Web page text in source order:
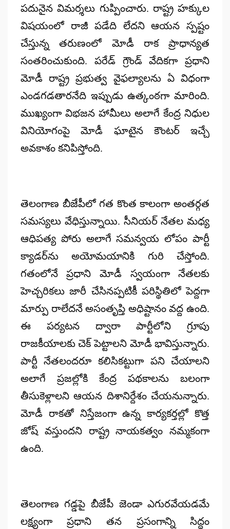
పదునైన విమర్శలు గుప్పించారు. రాష్ట్ర హక్కుల
విషయంలో రాజీ పడేది లేదని ఆయన స్పష్టం
చేస్తున్న తరుణంలో మోడీ రాక ప్రాధాన్యత
సంతరించుకుంది. పరేడ్ గ్రౌండ్ వేదికగా ప్రధాని
మోడీ రాష్ట్ర ప్రభుత్వ వైఫల్యాలను ఏ విధంగా
ఎండగడతారనేది ఇప్పుడు ఉత్కంఠగా మారింది.
ముఖ్యంగా విభజన హామీలు అలాగే కేంద్ర నిధుల
వినియోగంపై మోడీ ఘాటైన కౌంటర్ ఇచ్చే
అవకాశం కనిపిస్తోంది.
తెలంగాణ బీజేపీలో గత కొంత కాలంగా అంతర్గత
సమస్యలు వేధిస్తున్నాయి. సీనియర్ నేతల మధ్య
ఆధిపత్య పోరు అలాగే సమన్వయ లోపం పార్టీ
క్యాడర్‌ను అయోమయానికి గురి చేస్తోంది.
గతంలోనే ప్రధాని మోడీ స్వయంగా నేతలకు
హెచ్చరికలు జారీ చేసినప్పటికీ పరిస్థితిలో పెద్దగా
మార్పు రాలేదనే అసంతృప్తి అధిష్టానం వద్ద ఉంది.
ఈ పర్యటన ద్వారా పార్టీలోని గ్రూపు
రాజకీయాలకు చెక్ పెట్టాలని మోడీ భావిస్తున్నారు.
పార్టీ నేతలందరూ కలిసికట్టుగా పని చేయాలని
అలాగే ప్రజల్లోకి కేంద్ర పథకాలను బలంగా
తీసుకెళ్లాలని ఆయన దిశానిర్దేశం చేయనున్నారు.
మోడీ రాకతో నిస్తేజంగా ఉన్న కార్యకర్తల్లో కొత్త
జోష్ వస్తుందని రాష్ట్ర నాయకత్వం నమ్మకంగా
ఉంది.
తెలంగాణ గడ్డపై బీజేపీ జెండా ఎగురవేయడమే
లక్ష్యంగా ప్రధాని తన ప్రసంగాన్ని సిద్ధం